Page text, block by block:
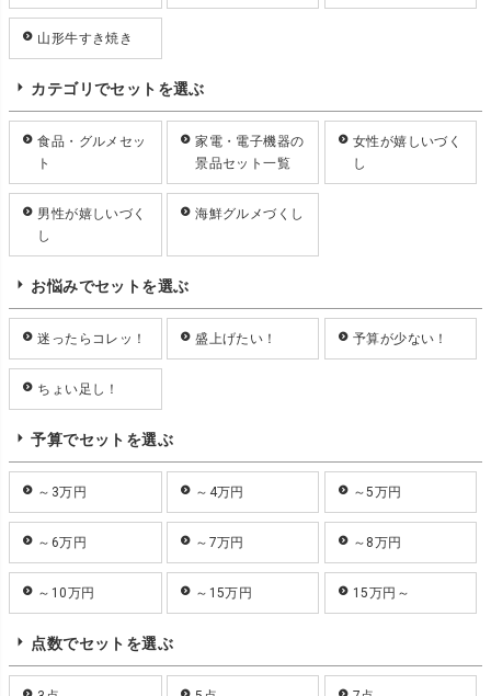
山形牛すき焼き
カテゴリでセットを選ぶ
食品・グルメセッ
ト
家電・電子機器の
景品セット一覧
女性が嬉しいづく
し
男性が嬉しいづく
し
海鮮グルメづくし
お悩みでセットを選ぶ
迷ったらコレッ！ 盛上げたい！ 予算が少ない！
ちょい足し！
予算でセットを選ぶ
～3万円 ～4万円 ～5万円
～6万円 ～7万円 ～8万円
～10万円 ～15万円 15万円～
点数でセットを選ぶ